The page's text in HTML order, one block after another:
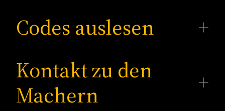
Codes auslesen
Kontakt zu den
Machern